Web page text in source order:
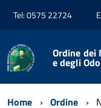
Tel: 0575 22724
Ordine dei
e degli
Home Ordine